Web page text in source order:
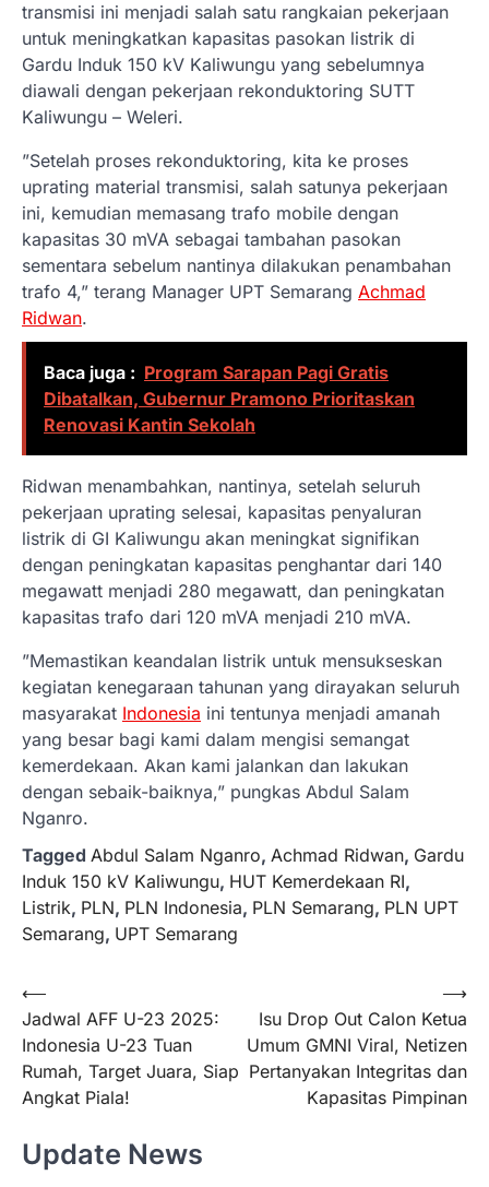
transmisi ini menjadi salah satu rangkaian pekerjaan
untuk meningkatkan kapasitas pasokan listrik di
Gardu Induk 150 kV Kaliwungu yang sebelumnya
diawali dengan pekerjaan rekonduktoring SUTT
Kaliwungu – Weleri.
”Setelah proses rekonduktoring, kita ke proses
uprating material transmisi, salah satunya pekerjaan
ini, kemudian memasang trafo mobile dengan
kapasitas 30 mVA sebagai tambahan pasokan
sementara sebelum nantinya dilakukan penambahan
trafo 4,” terang Manager UPT Semarang Achmad
Ridwan.
Baca juga : Program Sarapan Pagi Gratis
Dibatalkan, Gubernur Pramono Prioritaskan
Renovasi Kantin Sekolah
Ridwan menambahkan, nantinya, setelah seluruh
pekerjaan uprating selesai, kapasitas penyaluran
listrik di GI Kaliwungu akan meningkat signifikan
dengan peningkatan kapasitas penghantar dari 140
megawatt menjadi 280 megawatt, dan peningkatan
kapasitas trafo dari 120 mVA menjadi 210 mVA.
”Memastikan keandalan listrik untuk mensukseskan
kegiatan kenegaraan tahunan yang dirayakan seluruh
masyarakat Indonesia ini tentunya menjadi amanah
yang besar bagi kami dalam mengisi semangat
kemerdekaan. Akan kami jalankan dan lakukan
dengan sebaik-baiknya,” pungkas Abdul Salam
Nganro.
Tagged Abdul Salam Nganro, Achmad Ridwan, Gardu
Induk 150 kV Kaliwungu, HUT Kemerdekaan RI,
Listrik, PLN, PLN Indonesia, PLN Semarang, PLN UPT
Semarang, UPT Semarang
Navigasi
pos
⟵
Jadwal AFF U-23 2025:
Indonesia U-23 Tuan
Rumah, Target Juara, Siap
Angkat Piala!
Isu Drop Out Calon Ketua
Umum GMNI Viral, Netizen
Pertanyakan Integritas dan
Kapasitas Pimpinan
⟶
Update News